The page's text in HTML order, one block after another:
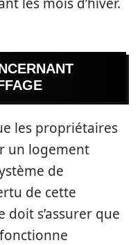
les propriétaires
un logement
de
de cette
s’assurer que